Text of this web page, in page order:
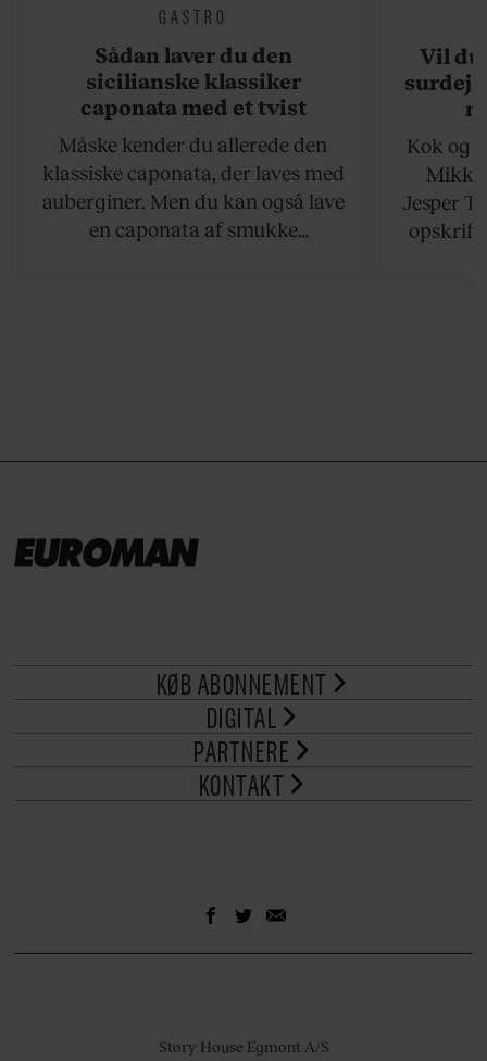
GASTRO
Sådan laver du den
sicilianske klassiker
caponata med et tvist
Måske kender du allerede den
klassiske caponata, der laves med
auberginer. Men du kan også lave
en caponata af smukke
Vil du
Kok og
Jesper
opskrift
KØB ABONNEMENT
DIGITAL
PARTNERE
KONTAKT
Story House Egmont A/S